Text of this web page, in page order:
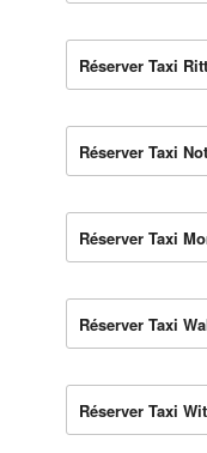
Réserver Taxi
Réserver Taxi
Réserver Taxi
Réserver Taxi
Réserver Taxi